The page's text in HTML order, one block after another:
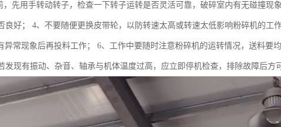
，先用手转动转子，检查一下转子运转是否灵活可靠，破碎室内有无碰撞现
良好； 4、不要随便更换皮带轮，以防转速太高或转速太低影响粉碎机的工
异常现象后再投料工作； 6、工作中要随时注意粉碎机的运转情况，送料要
发现有振动、杂音、轴承与机体温度过高，应立即停机检查，排除故障后方